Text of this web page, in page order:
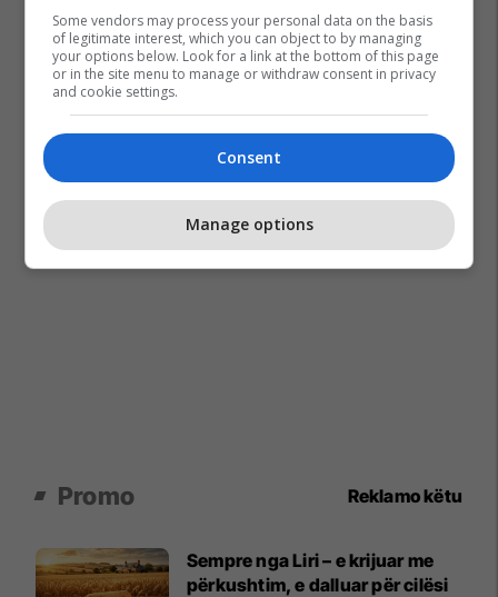
Promo Reklamo këtu
Sempre nga Liri – e krijuar me
përkushtim, e dalluar për cilësi
Some vendors may process your personal data on the basis
of legitimate interest, which you can object to by managing
your options below. Look for a link at the bottom of this page
or in the site menu to manage or withdraw consent in privacy
and cookie settings.
Consent
Manage options